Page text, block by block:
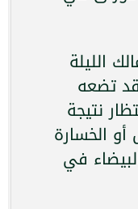
الليلة
تضعه
نتيجة
أو الخسارة
في